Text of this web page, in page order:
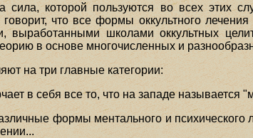
которой пользуются во всех этих
что все формы оккультного
выработанными школами оккультных
в основе многочисленных и
на три главные категории:
в себя все то, что на западе называется
формы ментального и